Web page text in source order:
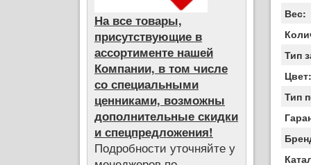
На все товары,
присутствующие в
ассортименте нашей
Компании, в том числе
со специальными
ценниками, возможны
дополнительные скидки
и спецпредложения!
Подробности уточняйте у
Вес:
Тип
Тип